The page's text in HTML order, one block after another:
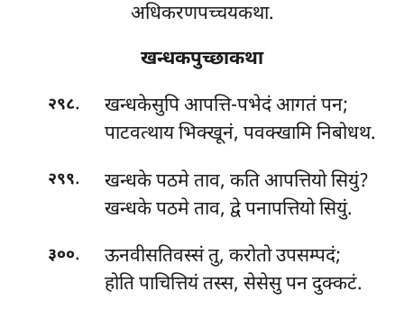
अधिकरणपच्चयकथा.
खन्धकपुच्छाकथा
२९८. खन्धकेसुपिआपत्ति-पभेदं आगतं पन;
पाटवत्थाय भिक्खूनं, पवक्खामि निबोधथ.
२९९.
खन्धके पठमे ताव, कति आपत्तियो सियुं?
खन्धके पठमे ताव, द्वे पनापत्तियो सियुं.
३००.
ऊनवीसतिवस्सं तु, करोतो उपसम्पदं;
होति पाचित्तियं तस्स, सेसेसु पन दुक्कटं.